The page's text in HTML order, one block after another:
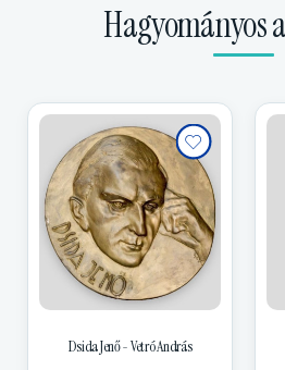
Hagyományos
Dsida Jenő - Vetró András